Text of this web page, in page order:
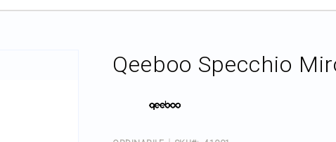
Qeeboo Specchio